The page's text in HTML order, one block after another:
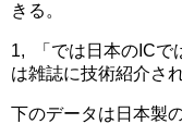
きる。
1, 「では日本のICで
は雑誌に技術紹介さ
下のデータは日本製